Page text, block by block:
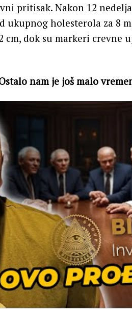
pritisak. Nakon 12
ukupnog holesterola za 8
cm, dok su markeri crevne
nam je još malo